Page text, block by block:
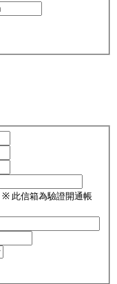
※ 此信箱為驗證開通帳